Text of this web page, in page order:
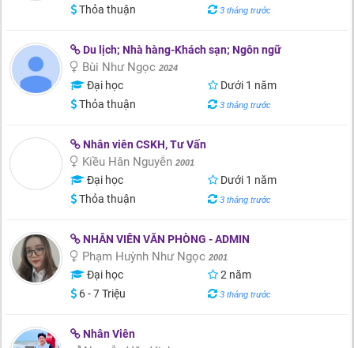
Thỏa thuận
3 tháng trước
Du lịch; Nhà hàng-Khách sạn; Ngôn ngữ
Bùi Như Ngọc 2024
Đại học
Dưới 1 năm
Thỏa thuận
3 tháng trước
Nhân viên CSKH, Tư Vấn
Kiều Hân Nguyễn 2001
Đại học
Dưới 1 năm
Thỏa thuận
3 tháng trước
NHÂN VIÊN VĂN PHÒNG - ADMIN
Phạm Huỳnh Như Ngọc 2001
Đại học
2 năm
6 - 7 Triệu
3 tháng trước
Nhân Viên